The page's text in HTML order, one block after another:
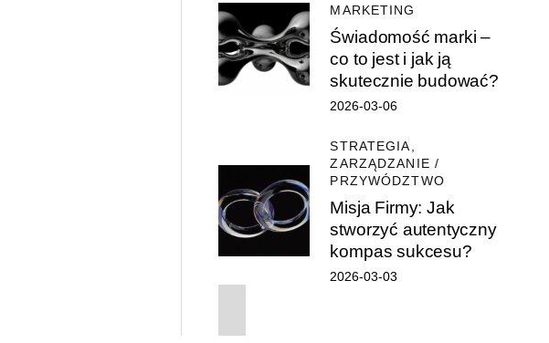
MARKETING
Świadomość marki –
co to jest i jak ją
skutecznie budować?
2026-03-06
STRATEGIA,
ZARZĄDZANIE /
PRZYWÓDZTWO
Misja Firmy: Jak
stworzyć autentyczny
kompas sukcesu?
2026-03-03